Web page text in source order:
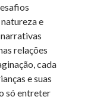
e
relações
cada
e suas
só entreter